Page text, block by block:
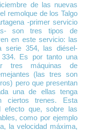
de las nuevas
remolque de los Talgo
-primer servicio
son tres tipos de
en este servicio: las
serie 354, las diésel-
Es por tanto una
tres máquinas de
(las tres son
pero que presentan
una de ellas tenga
ciertos trenes. Esta
efecto que, sobre las
como por ejemplo
la velocidad máxima,